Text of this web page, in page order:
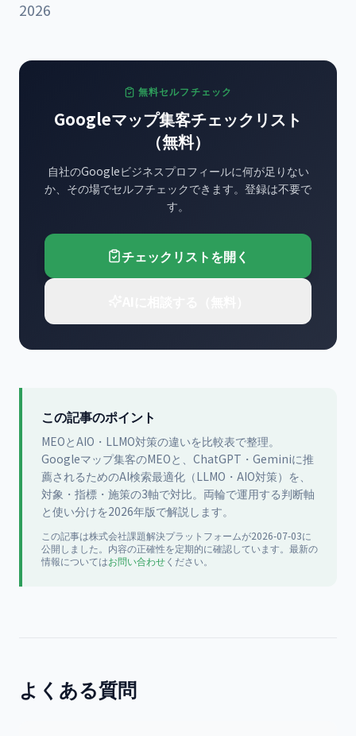
2026
無料セルフチェック
Googleマップ集客チェックリスト
（無料）
自社のGoogleビジネスプロフィールに何が足りない
か、その場でセルフチェックできます。登録は不要で
す。
チェックリストを開く
この記事のポイント
MEOとAIO・LLMO対策の違いを比較表で整理。
Googleマップ集客のMEOと、ChatGPT・Geminiに推
薦されるためのAI検索最適化（LLMO・AIO対策）を、
対象・指標・施策の3軸で対比。両輪で運用する判断軸
と使い分けを2026年版で解説します。
この記事は株式会社課題解決プラットフォームが2026-07-03に
公開しました。内容の正確性を定期的に確認しています。最新の
情報についてはお問い合わせください。
よくある質問